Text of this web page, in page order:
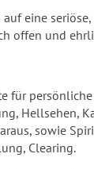
eine
offen und
für
Hellsehen,
sowie
Clearing.